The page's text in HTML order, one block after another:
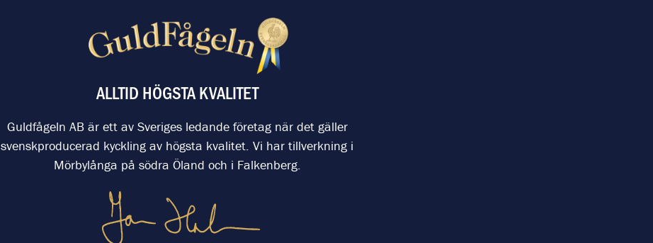
ALLTID HÖGSTA KVALITET
Guldfågeln AB är ett av Sveriges ledande företag när det gäller
svenskproducerad kyckling av högsta kvalitet. Vi har tillverkning i
Mörbylånga på södra Öland och i Falkenberg.